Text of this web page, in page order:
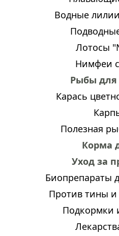
Водные
Лотосы
Нимфеи
Рыбы для
Карась
Полезная
Корма
Уход за
Биопрепараты
Против тины и
Подкормки